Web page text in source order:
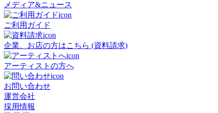
メディア&ニュース
ご利用ガイド
企業、お店の方はこちら (資料請求)
アーティストの方へ
お問い合わせ
運営会社
採用情報